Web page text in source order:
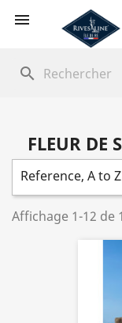

search
FLEUR DE
Reference, A to Z
Affichage 1-12 de